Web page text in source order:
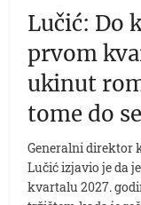
Lučić: Do
prvom
ukinut
tome do
Generalni direktor
Lučić izjavio je da
kvartalu 2027.